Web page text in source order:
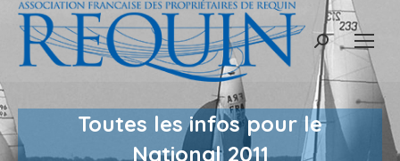
Recherche
Toutes les infos pour le
National 2011